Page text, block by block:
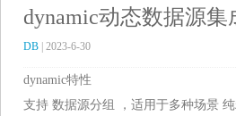
dynamic动态数据源
DB | 2023-6-30
dynamic特性
支持 数据源分组 ，适用于多种场景